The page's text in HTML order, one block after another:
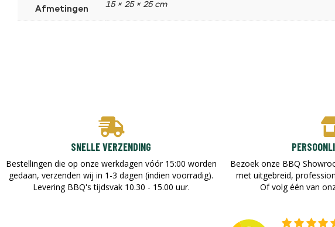
Afmetingen
15 × 25 × 25 cm
SNELLE VERZENDING
Bestellingen die op onze werkdagen vóór 15:00 worden
gedaan, verzenden wij in 1-3 dagen (indien voorradig).
Levering BBQ's tijdsvak 10.30 - 15.00 uur.
Bezoek onze BBQ
met uitgebreid,
Of volg één van